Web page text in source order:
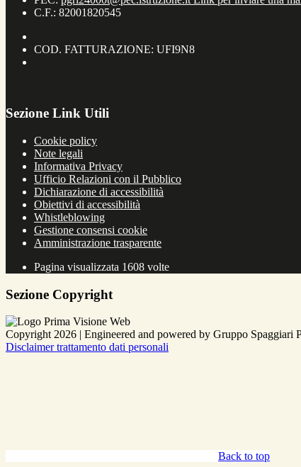
C.F.: 82001820545
COD. FATTURAZIONE: UFI9N8
Sezione Link Utili
Cookie policy
Note legali
Informativa Privacy
Ufficio Relazioni con il Pubblico
Dichiarazione di accessibilità
Obiettivi di accessibilità
Whistleblowing
Gestione consensi cookie
Amministrazione trasparente
Pagina visualizzata 1608 volte
Sezione Copyright
Copyright 2026 | Engineered and powered by Gruppo
Disclaimer trattamento dati personali
Back to top